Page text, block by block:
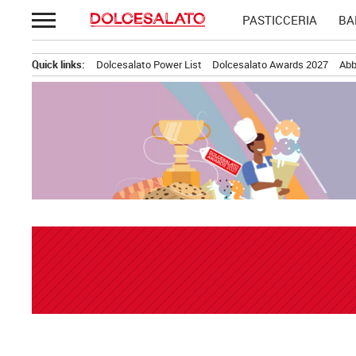
Passa
al
PASTICCERIA
Quick links: Dolcesalato Power List Dolcesalato Awards 2027